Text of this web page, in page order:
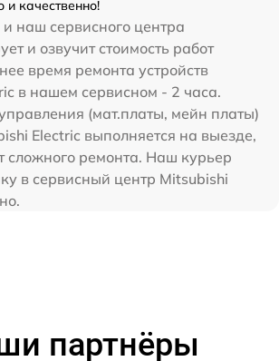
качественно!
наш сервисного центра
и озвучит стоимость работ
время ремонта устройств
в нашем сервисном - 2 часа.
(мат.платы, мейн платы)
Electric выполняется на выезде,
сложного ремонта. Наш курьер
в сервисный центр Mitsubishi
партнёры